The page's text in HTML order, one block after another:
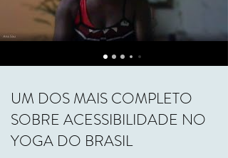
corpo Benefícios específicos -
Yoga na cadeira AULA PRÁTICA
explicações AULA PRÁTICA
explicações 06. Yoga para pessoas
com deficiência visual Definições
e grupos de pessoas com
deficiência visual Autodescrição e
UM DOS MAIS COMPLETO
SOBRE ACESSIBILIDADE NO
YOGA DO BRASIL